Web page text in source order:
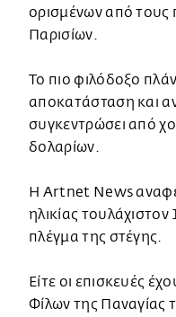
ορισμένων από τους
Παρισίων.
Το πιο φιλόδοξο
αποκατάσταση και
συγκεντρώσει από
δολαρίων.
Η Artnet News
ηλικίας
πλέγμα της στέγης.
Είτε οι επισκευές
Φίλων της Παναγίας